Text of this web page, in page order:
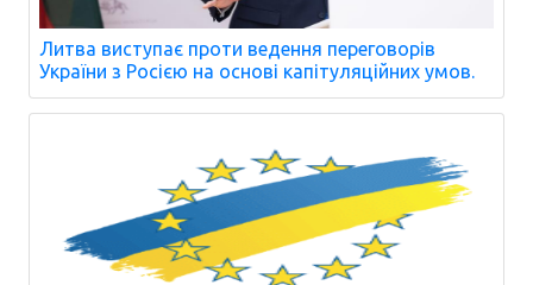
Литва виступає проти ведення переговорів
України з Росією на основі капітуляційних умов.